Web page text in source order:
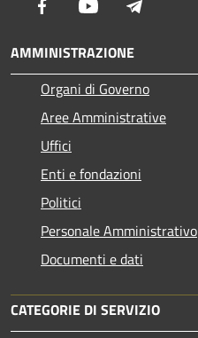
Facebook Youtube
AMMINISTRAZIONE
Organi di Governo
Aree Amministrative
Uffici
Enti e fondazioni
Politici
Personale Amministrativo
Documenti e dati
CATEGORIE DI SERVIZIO